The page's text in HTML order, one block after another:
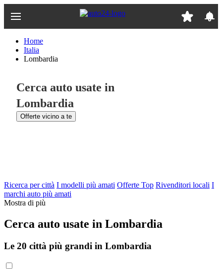
Home
Italia
Lombardia
Cerca auto usate in
Lombardia
Offerte vicino a te
Ricerca per città I modelli più amati Offerte Top Rivenditori locali I
marchi auto più amati
Mostra di più
Cerca auto usate in Lombardia
Le 20 città più grandi in Lombardia